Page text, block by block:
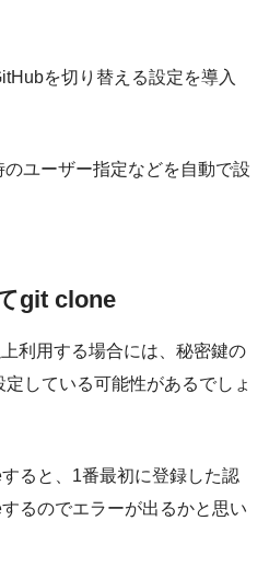
を切り替える設定を導入
ユーザー指定などを自動で設
git clone
利用する場合には、秘密鍵の
している可能性があるでしょ
ると、1番最初に登録した認
るのでエラーが出るかと思い